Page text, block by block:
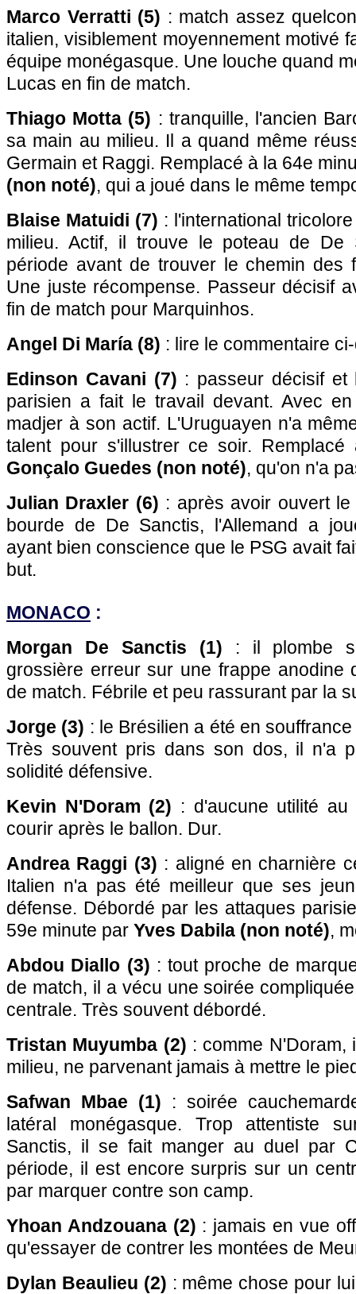
Marco Verratti (5) : match assez
italien, visiblement moyennement motivé
équipe monégasque. Une louche quand
Lucas en fin de match.
Thiago Motta (5) : tranquille, l'ancien
sa main au milieu. Il a quand même
Germain et Raggi. Remplacé à la 64e
(non noté), qui a joué dans le même
Blaise Matuidi (7) : l'international
milieu. Actif, il trouve le poteau de De
période avant de trouver le chemin des
Une juste récompense. Passeur décisif
fin de match pour Marquinhos.
Angel Di María (8) : lire le commentaire
Edinson Cavani (7) : passeur décisif et
parisien a fait le travail devant. Avec
madjer à son actif. L'Uruguayen n'a
talent pour s'illustrer ce soir.
Gonçalo Guedes (non noté), qu'on n'a
Julian Draxler (6) : après avoir ouvert
bourde de De Sanctis, l'Allemand a
ayant bien conscience que le PSG avait
but.
MONACO :
Morgan De Sanctis (1) : il plombe
grossière erreur sur une frappe anodine
de match. Fébrile et peu rassurant par la
Jorge (3) : le Brésilien a été en
Très souvent pris dans son dos, il n'a
solidité défensive.
Kevin N'Doram (2) : d'aucune utilité
courir après le ballon. Dur.
Andrea Raggi (3) : aligné en charnière
Italien n'a pas été meilleur que ses
défense. Débordé par les attaques
59e minute par Yves Dabila (non noté),
Abdou Diallo (3) : tout proche de
de match, il a vécu une soirée
centrale. Très souvent débordé.
Tristan Muyumba (2) : comme N'Doram,
milieu, ne parvenant jamais à mettre le
Safwan Mbae (1) : soirée
latéral monégasque. Trop attentiste
Sanctis, il se fait manger au duel par
période, il est encore surpris sur un
par marquer contre son camp.
Yhoan Andzouana (2) : jamais en vue
qu'essayer de contrer les montées de
Dylan Beaulieu (2) : même chose pour